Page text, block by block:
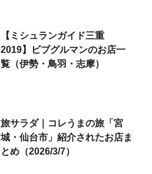
【ミシュランガイド三重
2019】ビブグルマンのお店一
覧（伊勢・鳥羽・志摩）
旅サラダ｜コレうまの旅「宮
城・仙台市」紹介されたお店ま
とめ（2026/3/7）